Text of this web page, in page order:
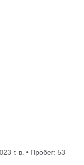
г. в. • Пробег: 53